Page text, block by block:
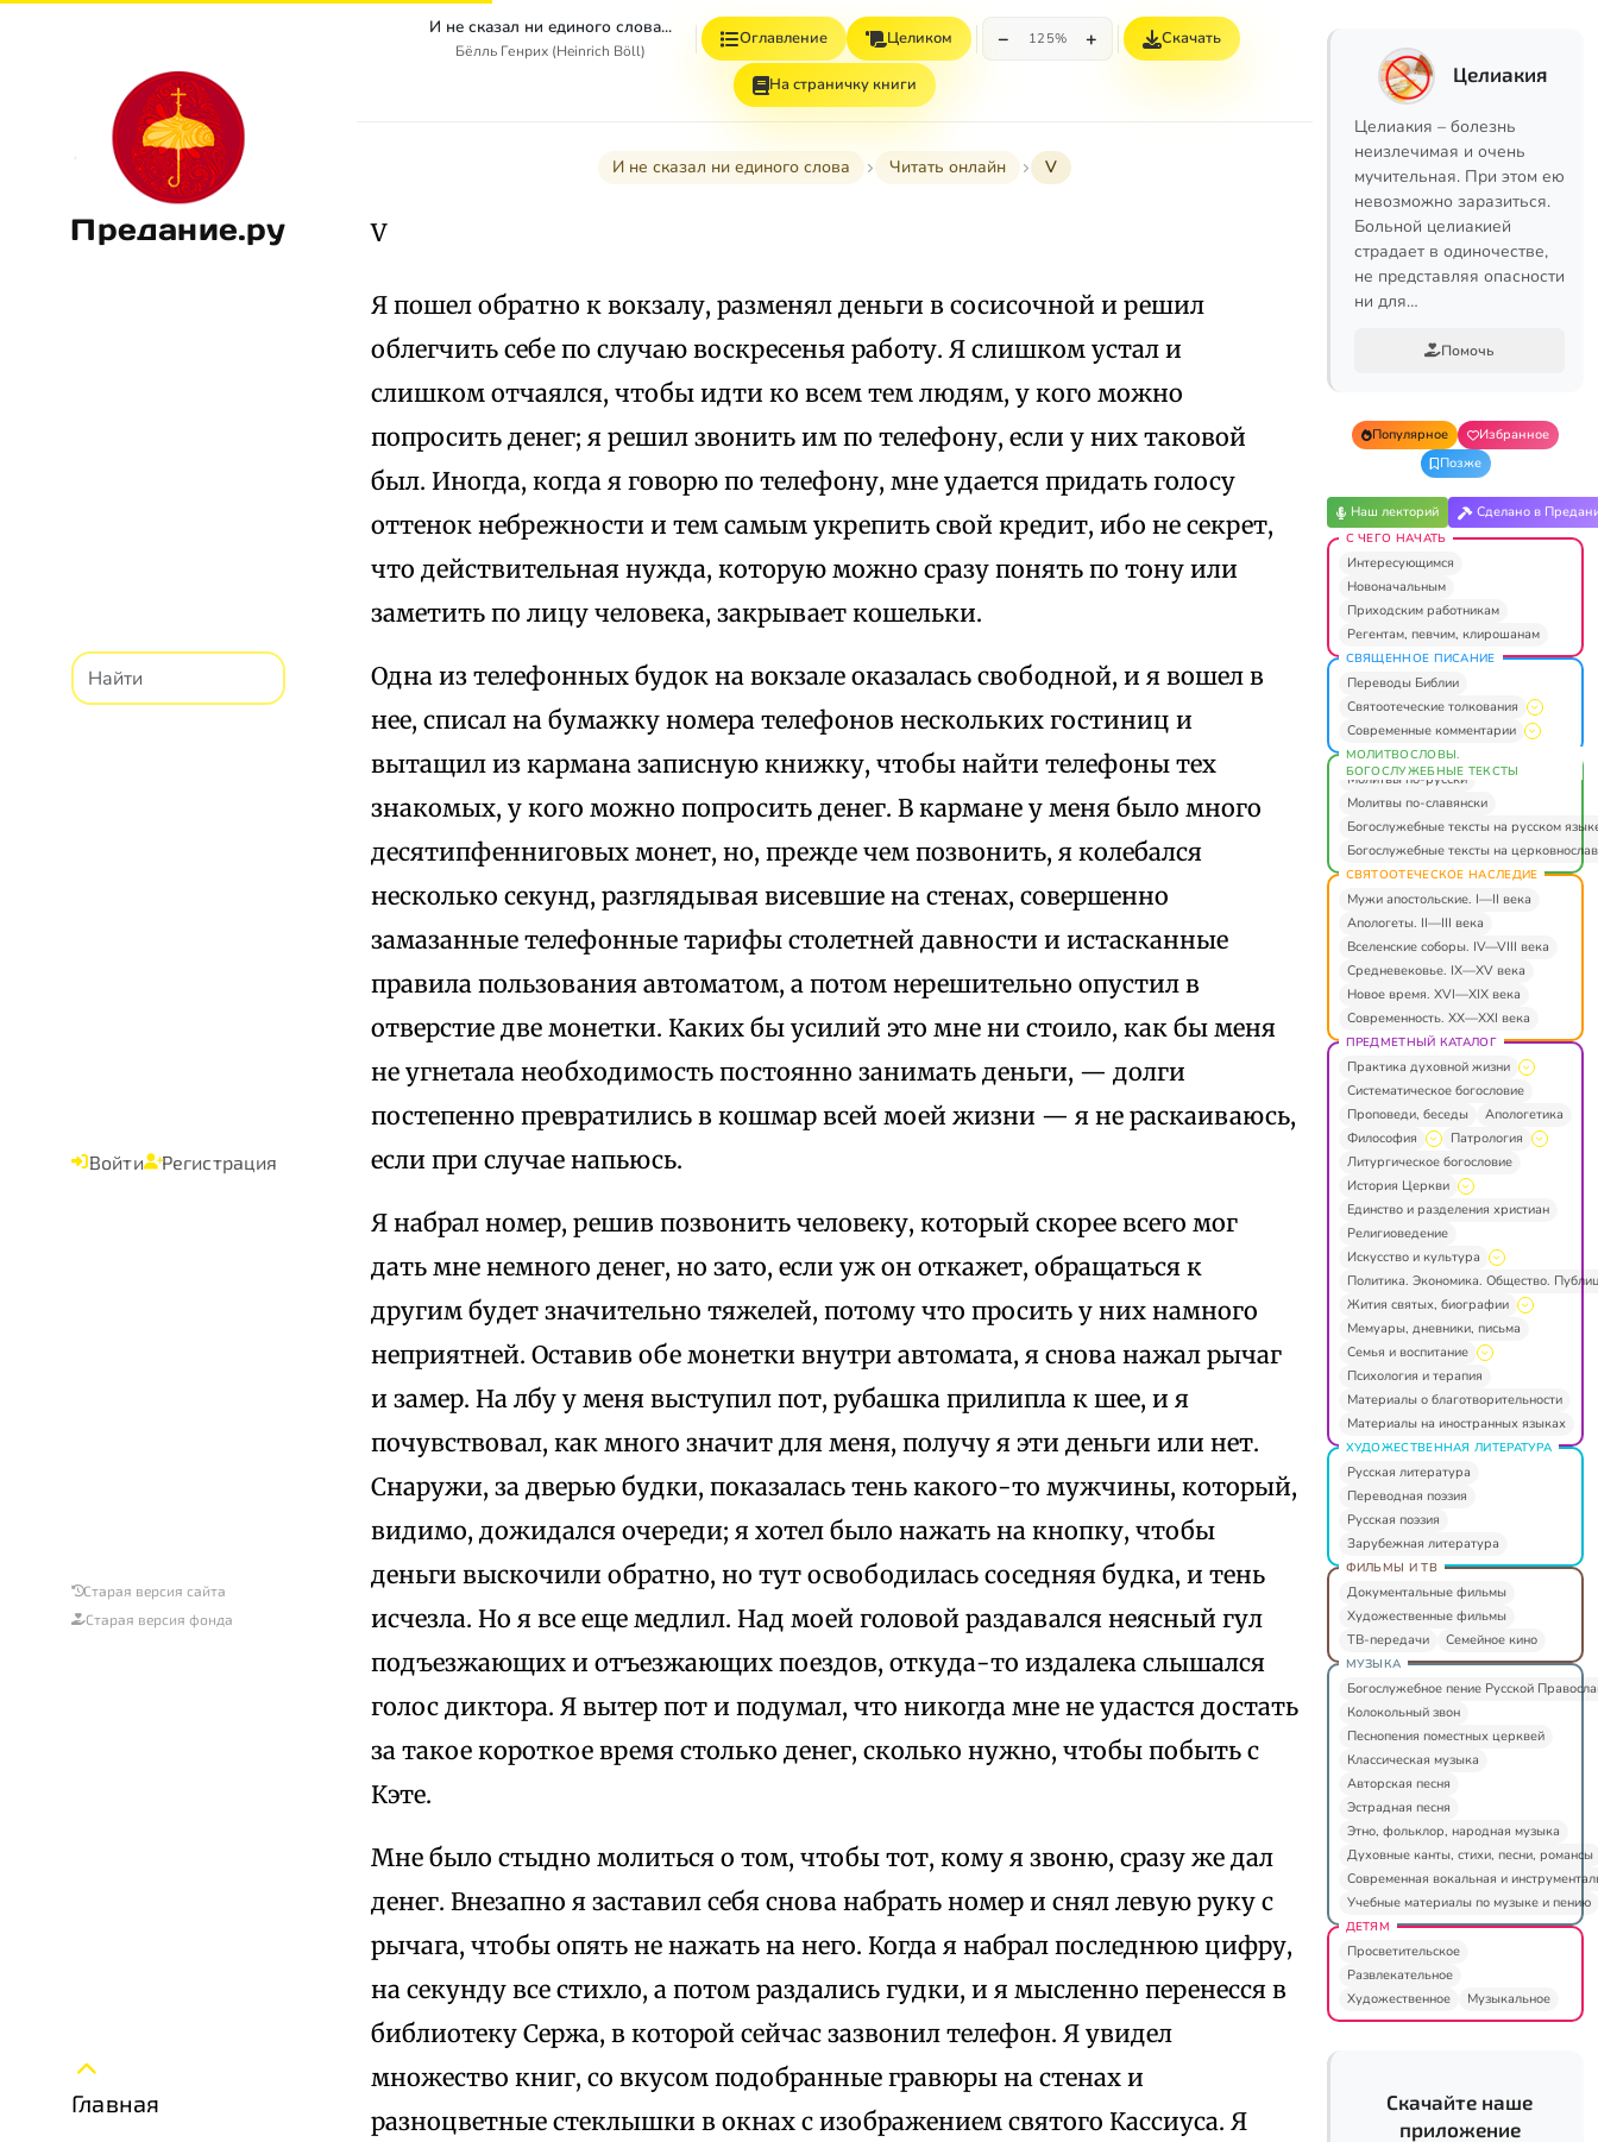
Предание.ру
Войти Регистрация
Старая версия сайта
Старая версия фонда
Главная
И не сказал ни единого слова...
Бёлль Генрих (Heinrich Böll)
Оглавление Целиком − 125% + Скачать
На страничку книги
И не сказал ни единого слова Читать онлайн V
V
Я пошел обратно к вокзалу, разменял деньги в сосисочной и решил
облегчить себе по случаю воскресенья работу. Я слишком устал и
слишком отчаялся, чтобы идти ко всем тем людям, у кого можно
попросить денег; я решил звонить им по телефону, если у них таковой
был. Иногда, когда я говорю по телефону, мне удается придать голосу
оттенок небрежности и тем самым укрепить свой кредит, ибо не секрет,
что действительная нужда, которую можно сразу понять по тону или
заметить по лицу человека, закрывает кошельки.
Одна из телефонных будок на вокзале оказалась свободной, и я вошел в
нее, списал на бумажку номера телефонов нескольких гостиниц и
вытащил из кармана записную книжку, чтобы найти телефоны тех
знакомых, у кого можно попросить денег. В кармане у меня было много
десятипфенниговых монет, но, прежде чем позвонить, я колебался
несколько секунд, разглядывая висевшие на стенах, совершенно
замазанные телефонные тарифы столетней давности и истасканные
правила пользования автоматом, а потом нерешительно опустил в
отверстие две монетки. Каких бы усилий это мне ни стоило, как бы меня
не угнетала необходимость постоянно занимать деньги, — долги
постепенно превратились в кошмар всей моей жизни — я не раскаиваюсь,
если при случае напьюсь.
Я набрал номер, решив позвонить человеку, который скорее всего мог
дать мне немного денег, но зато, если уж он откажет, обращаться к
другим будет значительно тяжелей, потому что просить у них намного
неприятней. Оставив обе монетки внутри автомата, я снова нажал рычаг
и замер. На лбу у меня выступил пот, рубашка прилипла к шее, и я
почувствовал, как много значит для меня, получу я эти деньги или нет.
Снаружи, за дверью будки, показалась тень какого-то мужчины, который,
видимо, дожидался очереди; я хотел было нажать на кнопку, чтобы
деньги выскочили обратно, но тут освободилась соседняя будка, и тень
исчезла. Но я все еще медлил. Над моей головой раздавался неясный гул
подъезжающих и отъезжающих поездов, откуда-то издалека слышался
голос диктора. Я вытер пот и подумал, что никогда мне не удастся достать
за такое короткое время столько денег, сколько нужно, чтобы побыть с
Кэте.
Мне было стыдно молиться о том, чтобы тот, кому я звоню, сразу же дал
денег. Внезапно я заставил себя снова набрать номер и снял левую руку с
рычага, чтобы опять не нажать на него. Когда я набрал последнюю цифру,
на секунду все стихло, а потом раздались гудки, и я мысленно перенесся в
библиотеку Сержа, в которой сейчас зазвонил телефон. Я увидел
множество книг, со вкусом подобранные гравюры на стенах и
разноцветные стеклышки в окнах с изображением святого Кассиуса. Я
Целиакия
Целиакия – болезнь
неизлечимая и очень
мучительная. При этом ею
невозможно заразиться.
Больной целиакией
страдает в одиночестве,
не представляя опасности
ни для…
Помочь
Популярное
Избранное
Позже
Наш лекторий Сделано в
С ЧЕГО НАЧАТЬ
Интересующимся
Новоначальным
Приходским работникам
Регентам, певчим, клирошанам
СВЯЩЕННОЕ ПИСАНИЕ
Переводы Библии
Святоотеческие толкования
Современные комментарии
МОЛИТВОСЛОВЫ.
БОГОСЛУЖЕБНЫЕ ТЕКСТЫ
Молитвы по-русски
Молитвы по-славянски
Богослужебные тексты на русском
Богослужебные тексты на
СВЯТООТЕЧЕСКОЕ НАСЛЕДИЕ
Мужи апостольские. I—II века
Апологеты. II—III века
Вселенские соборы. IV—VIII века
Средневековье. IX—XV века
Новое время. XVI—XIX века
Современность. XX—XXI века
ПРЕДМЕТНЫЙ КАТАЛОГ
Практика духовной жизни
Систематическое богословие
Проповеди, беседы
Апологетика
Философия
Патрология
Литургическое богословие
История Церкви
Единство и разделения христиан
Религиоведение
Искусство и культура
Политика. Экономика. Общество.
Жития святых, биографии
Мемуары, дневники, письма
Семья и воспитание
Психология и терапия
Материалы о благотворительности
Материалы на иностранных языках
ХУДОЖЕСТВЕННАЯ ЛИТЕРАТУРА
Русская литература
Переводная поэзия
Русская поэзия
Зарубежная литература
ФИЛЬМЫ И ТВ
Документальные фильмы
Художественные фильмы
ТВ-передачи
Семейное кино
МУЗЫКА
Богослужебное пение Русской
Колокольный звон
Песнопения поместных церквей
Классическая музыка
Авторская песня
Эстрадная песня
Этно, фольклор, народная музыка
Духовные канты, стихи, песни, романсы
Современная вокальная и
Учебные материалы по музыке и пению
ДЕТЯМ
Просветительское
Развлекательное
Художественное
Музыкальное
Скачайте наше
приложение